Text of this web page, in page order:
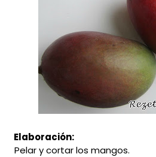
Elaboración:
Pelar y cortar los mangos.